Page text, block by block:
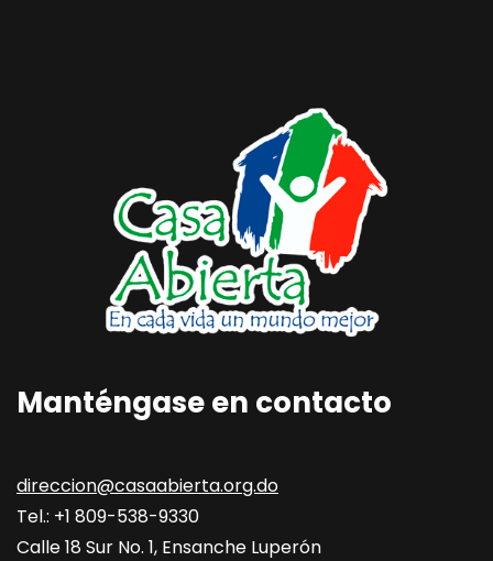
Manténgase en contacto
direccion@casaabierta.org.do
Tel.: +1 809-538-9330
Calle 18 Sur No. 1, Ensanche Luperón